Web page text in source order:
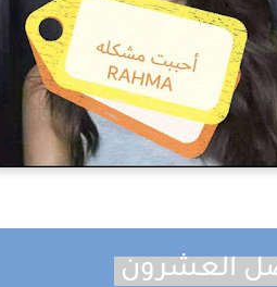
العشرون